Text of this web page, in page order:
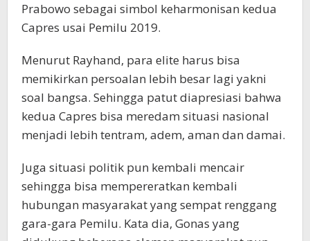
Prabowo sebagai simbol keharmonisan kedua
Capres usai Pemilu 2019.
Menurut Rayhand, para elite harus bisa
memikirkan persoalan lebih besar lagi yakni
soal bangsa. Sehingga patut diapresiasi bahwa
kedua Capres bisa meredam situasi nasional
menjadi lebih tentram, adem, aman dan damai.
Juga situasi politik pun kembali mencair
sehingga bisa mempereratkan kembali
hubungan masyarakat yang sempat renggang
gara-gara Pemilu. Kata dia, Gonas yang